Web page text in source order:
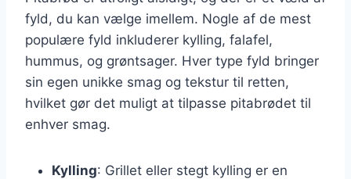
fyld, du kan vælge imellem. Nogle af de mest
populære fyld inkluderer kylling, falafel,
hummus, og grøntsager. Hver type fyld bringer
sin egen unikke smag og tekstur til retten,
hvilket gør det muligt at tilpasse pitabrødet til
enhver smag.
Kylling: Grillet eller stegt kylling er en